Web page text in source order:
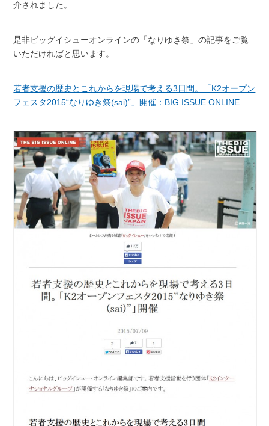
介されました。
是非ビッグイシューオンラインの「なりゆき祭」の記事をご覧
いただければと思います。
若者支援の歴史とこれからを現場で考える3日間。「K2オープン
フェスタ2015“なりゆき祭(sai)”」開催：BIG ISSUE ONLINE